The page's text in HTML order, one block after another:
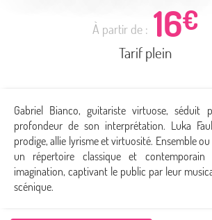
À partir de : 16€
Tarif plein
Gabriel Bianco, guitariste virtuose, séduit
profondeur de son interprétation. Luka
prodige, allie lyrisme et virtuosité. Ensemble
un répertoire classique et
imagination, captivant le public par leur
scénique.